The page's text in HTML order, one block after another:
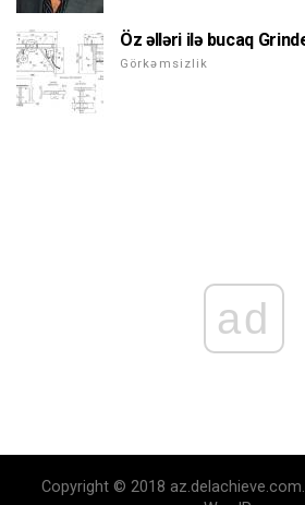
Öz əlləri ilə bucaq
Görkəmsizlik
ad
Copyright © 2018